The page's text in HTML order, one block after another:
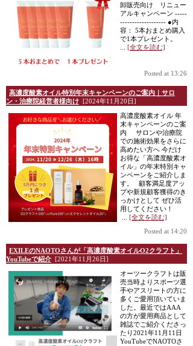
卸販売向け リニュー
アルキャンペーン -----
------------------- ●内
容： 5本おまとめ購入
で1本プレゼント。
...
[全文を読む]
Posted at 13:26
高濃度酸素オイル特別年末キャンペーンのご案内｜サロ
ン・治療院経営者様向け
[2024年11月20日]
高濃度酸素オイル 年
末キャンペーンのご案
内 サロンや治療院
での施術効果をさらに
高めたい方へ 今だけ
お得な「高濃度酸素オ
イル」の年末特別キャ
ンペーンをご紹介しま
す。 顧客満足度アッ
プや新規顧客獲得のき
っかけとして ぜひ活
用してください！
...
[全文を読む]
Posted at 14:20
EXILEのNAOTOさんが「高濃度酸素オイルO2クラフト」
YouTubeで紹介
[2021年11月26日]
オーツークラフトは販
売当時よりスポーツ選
手やアスリートの方に
多くご愛用頂いていま
した。最近ではAAA
の方が愛用商品として
雑誌でご紹介くださっ
たり2021年11月11日
YouTubeでNAOTOさ